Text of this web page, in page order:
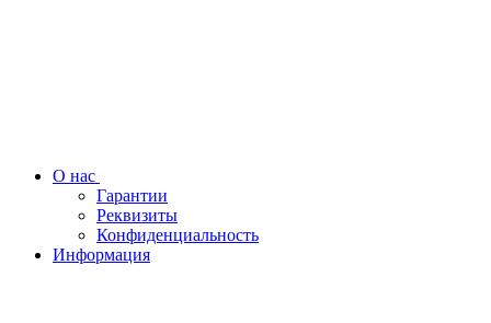
О нас
Гарантии
Реквизиты
Конфиденциальность
Информация